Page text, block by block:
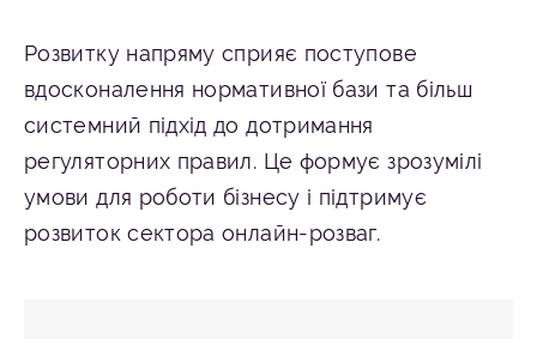
Розвитку напряму сприяє поступове
вдосконалення нормативної бази та більш
системний підхід до дотримання
регуляторних правил. Це формує зрозумілі
умови для роботи бізнесу і підтримує
розвиток сектора онлайн-розваг.